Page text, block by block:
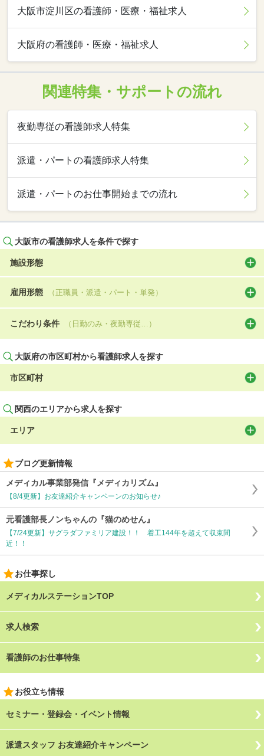
大阪市淀川区の看護師・医療・福祉求人
大阪府の看護師・医療・福祉求人
関連特集・サポートの流れ
夜勤専従の看護師求人特集
派遣・パートの看護師求人特集
派遣・パートのお仕事開始までの流れ
大阪市の看護師求人を条件で探す
施設形態
雇用形態 （正職員・派遣・パート・単発）
こだわり条件 （日勤のみ・夜勤専従…）
大阪府の市区町村から看護師求人を探す
市区町村
関西のエリアから求人を探す
エリア
ブログ更新情報
メディカル事業部発信『メディカリズム』
【8/4更新】お友達紹介キャンペーンのお知らせ♪
元看護部長ノンちゃんの『猫のめせん』
【7/24更新】サグラダファミリア建設！！ 着工144年を超えて収束間
近！！
お仕事探し
メディカルステーションTOP
求人検索
看護師のお仕事特集
お役立ち情報
セミナー・登録会・イベント情報
派遣スタッフ お友達紹介キャンペーン